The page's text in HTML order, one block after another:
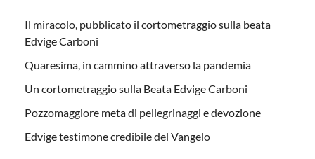
Il miracolo, pubblicato il cortometraggio sulla beata
Edvige Carboni
Quaresima, in cammino attraverso la pandemia
Un cortometraggio sulla Beata Edvige Carboni
Pozzomaggiore meta di pellegrinaggi e devozione
Edvige testimone credibile del Vangelo